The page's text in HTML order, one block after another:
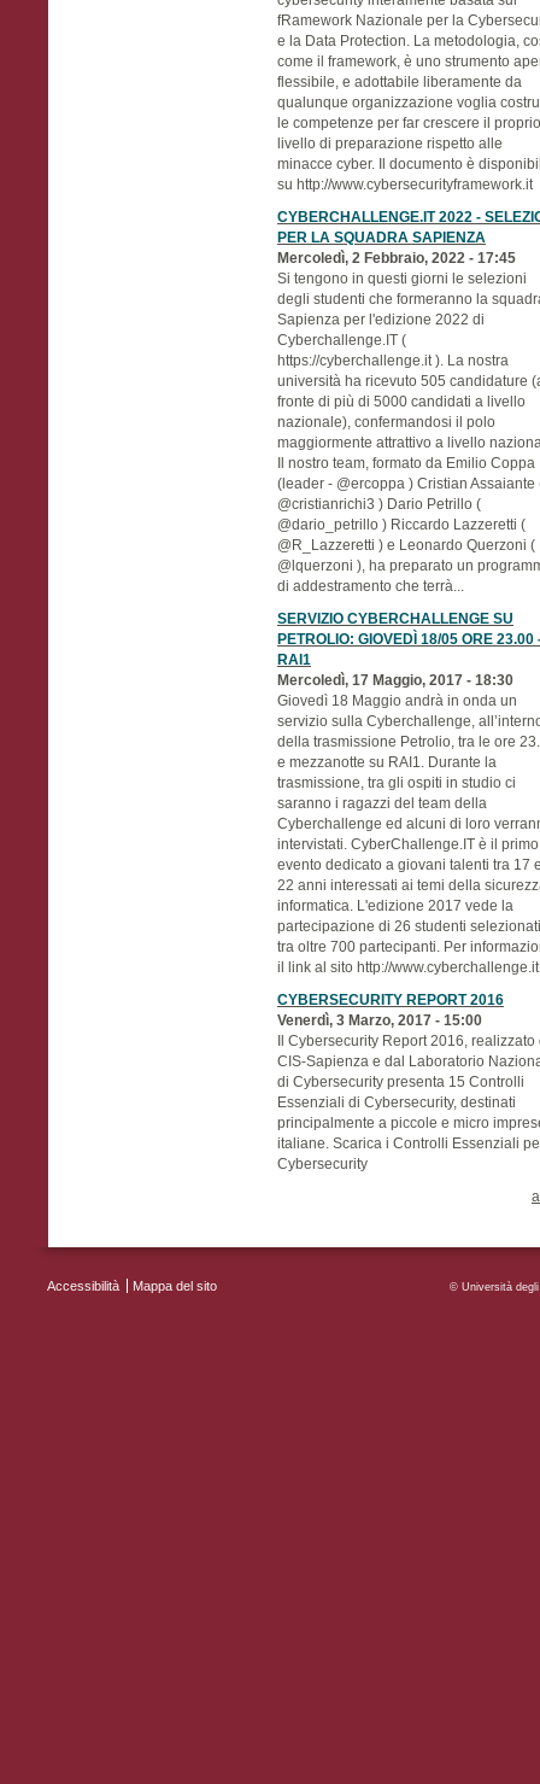
fRamework Nazionale per la
e la Data Protection. La metodologia,
come il framework, è uno strumento
flessibile, e adottabile liberamente da
qualunque organizzazione voglia
le competenze per far crescere il proprio
livello di preparazione rispetto alle
minacce cyber. Il documento è
su http://www.cybersecurityframework.it
CYBERCHALLENGE.IT 2022 -
PER LA SQUADRA SAPIENZA
Mercoledì, 2 Febbraio, 2022 - 17:45
Si tengono in questi giorni le selezioni
degli studenti che formeranno la
Sapienza per l'edizione 2022 di
Cyberchallenge.IT (
https://cyberchallenge.it ). La nostra
università ha ricevuto 505 candidature
fronte di più di 5000 candidati a livello
nazionale), confermandosi il polo
maggiormente attrattivo a livello
Il nostro team, formato da Emilio Coppa
(leader - @ercoppa ) Cristian Assaiante
@cristianrichi3 ) Dario Petrillo (
@dario_petrillo ) Riccardo Lazzeretti (
@R_Lazzeretti ) e Leonardo Querzoni (
@lquerzoni ), ha preparato un
di addestramento che terrà...
SERVIZIO CYBERCHALLENGE SU
PETROLIO: GIOVEDÌ 18/05 ORE 23.00
RAI1
Mercoledì, 17 Maggio, 2017 - 18:30
Giovedì 18 Maggio andrà in onda un
servizio sulla Cyberchallenge,
della trasmissione Petrolio, tra le ore
e mezzanotte su RAI1. Durante la
trasmissione, tra gli ospiti in studio ci
saranno i ragazzi del team della
Cyberchallenge ed alcuni di loro
intervistati. CyberChallenge.IT è il primo
evento dedicato a giovani talenti tra 17
22 anni interessati ai temi della
informatica. L'edizione 2017 vede la
partecipazione di 26 studenti selezionati
tra oltre 700 partecipanti. Per
il link al sito http://
CYBERSECURITY REPORT 2016
Venerdì, 3 Marzo, 2017 - 15:00
Il Cybersecurity Report 2016, realizzato
CIS-Sapienza e dal Laboratorio
di Cybersecurity presenta 15 Controlli
Essenziali di Cybersecurity, destinati
principalmente a piccole e micro
italiane. Scarica i Controlli Essenziali
Cybersecurity
© Università degli
MENU FOOTER
Accessibilità Mappa del sito